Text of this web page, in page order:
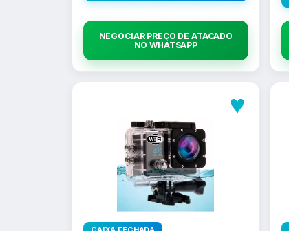
NEGOCIAR PREÇO DE ATACADO
NO WHATSAPP
♥